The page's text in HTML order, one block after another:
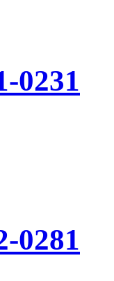
0231
0281